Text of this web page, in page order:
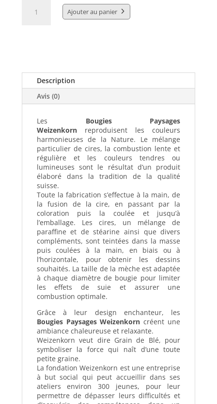
Ajouter au panier
Description
Avis (0)
Les Bougies Paysages
Weizenkornreproduisent les couleurs
harmonieuses de la Nature. Le mélange
particulier de cires, la combustion lente et
régulière et les couleurs tendres ou
lumineuses sont le résultat d’un produit
élaboré dans la tradition de la qualité
suisse.
Toute la fabrication s’effectue à la main, de
la fusion de la cire, en passant par la
coloration puis la coulée et jusqu’à
l’emballage. Les cires, un mélange de
paraffine et de stéarine ainsi que divers
compléments, sont teintées dans la masse
puis coulées à la main, en biais ou à
l’horizontale, pour obtenir les dessins
souhaités. La taille de la mèche est adaptée
à chaque diamètre de bougie pour limiter
les effets de suie et assurer une
combustion optimale.
Grâce à leur design enchanteur, les
Bougies Paysages Weizenkorn créent une
ambiance chaleureuse et relaxante.
Weizenkorn veut dire Grain de Blé, pour
symboliser la force qui naît d’une toute
petite graine.
La fondation Weizenkorn est une entreprise
à but social qui peut accueillir dans ses
ateliers environ 300 jeunes, pour leur
permettre de dépasser leurs difficultés et